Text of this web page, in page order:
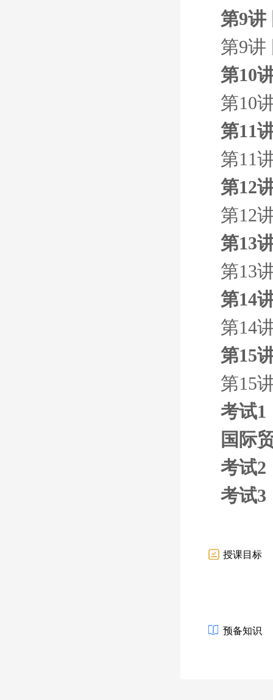
第9讲
第9讲
第10
第10
第11
第11
第12
第12
第13
第13
第14
第14
第15
第15
考试1
国际
考试2
考试3
授课目标
预备知识